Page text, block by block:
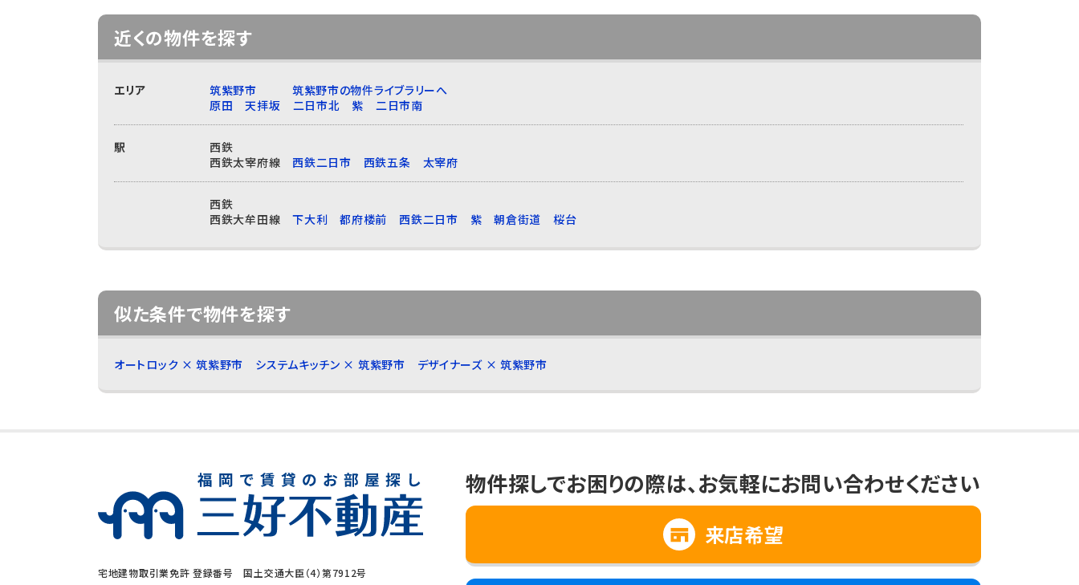
近くの物件を探す
エリア 筑紫野市
筑紫野市の物件ライブラリーへ
原田
天拝坂 二日市北 紫 二日市南
駅
西鉄
西鉄太宰府線
西鉄二日市 西鉄五条 太宰府
西鉄
西鉄大牟田線
下大利 都府楼前 西鉄二日市 紫 朝倉街道 桜台
似た条件で物件を探す
オートロック × 筑紫野市 システムキッチン × 筑紫野市 デザイナーズ × 筑紫野市
宅地建物取引業免許 登録番号 国土交通大臣（4）第7912号
物件探しでお困りの際は、お気軽にお問い合わせください
来店希望